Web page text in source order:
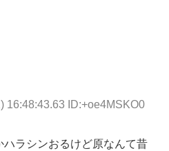
16:48:43.63 ID:+oe4MSKO0
ラシンおるけど原なんて昔